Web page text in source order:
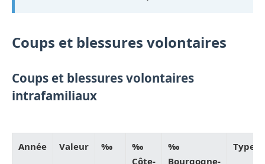
Coups et blessures volontaires
Coups et blessures volontaires
intrafamiliaux
Année Valeur ‰
‰
Côte-
‰
Bourgogne-
Type